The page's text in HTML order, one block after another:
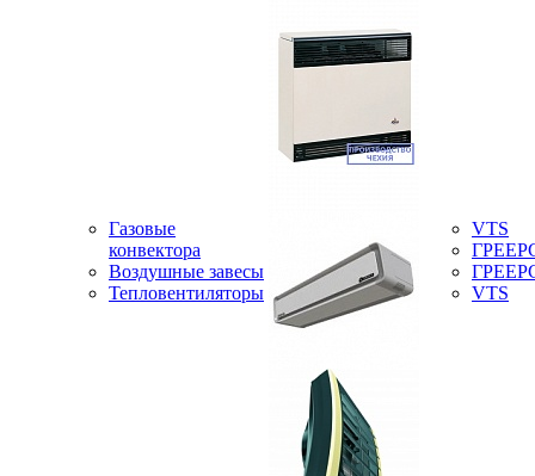
Газовые
конвектора
Воздушные завесы
Тепловентиляторы
VTS
VTS